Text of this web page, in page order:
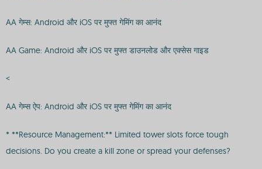
AA गेम्स: Android और iOS पर मुफ्त गेमिंग का आनंद
AA Game: Android और iOS पर मुफ्त डाउनलोड और एक्सेस गाइड
<
AA गेम्स ऐप: Android और iOS पर मुफ्त गेमिंग का आनंद
* **Resource Management:** Limited tower slots force tough
decisions. Do you create a kill zone or spread your defenses?